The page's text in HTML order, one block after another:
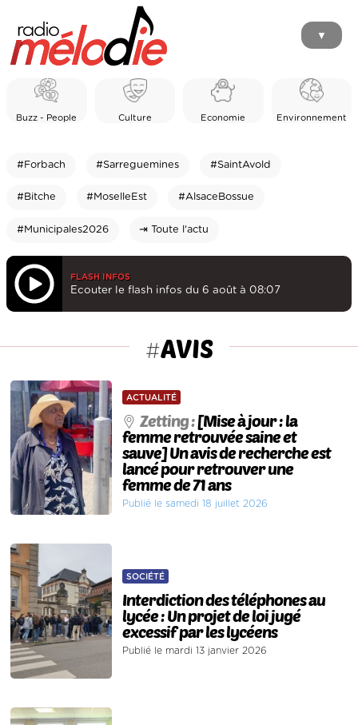
▼
Buzz - People Culture Economie Environnement
#Forbach #Sarreguemines #SaintAvold
#Bitche #MoselleEst #AlsaceBossue
#Municipales2026 ⇥ Toute l'actu
FLASH INFOS
Ecouter le flash infos du 6 août à 08:07
#AVIS
ACTUALITÉ
Zetting :[Mise à jour : la
femme retrouvée saine et
sauve] Un avis de recherche est
lancé pour retrouver une
femme de 71 ans
Publié le samedi 18 juillet 2026
SOCIÉTÉ
Interdiction des téléphones au
lycée : Un projet de loi jugé
excessif par les lycéens
Publié le mardi 13 janvier 2026